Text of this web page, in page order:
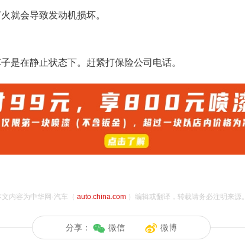
就会导致发动机损坏。
是在静止状态下。赶紧打保险公司电话。
文内容为中华网·汽车（ auto.china.com）编辑或翻译，转载请务必注明来源。
分享： 微信 微博